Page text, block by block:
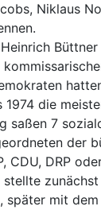
Niklaus
1974 die
saßen 7
der
CDU, DRP
stellte
später mit